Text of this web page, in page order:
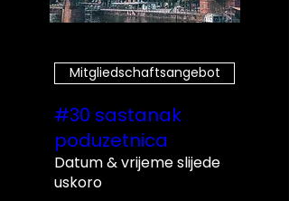
Mitgliedschaftsangebot
#30 sastanak
poduzetnica
Datum & vrijeme slijede
uskoro